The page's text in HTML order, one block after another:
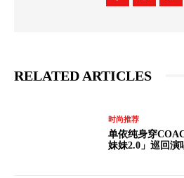
RELATED ARTICLES
时尚推荐
单依纯身穿
妹妹2.0」巡回演